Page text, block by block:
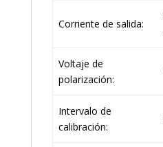
Corriente de salida:
Voltaje de
polarización:
Intervalo de
calibración: